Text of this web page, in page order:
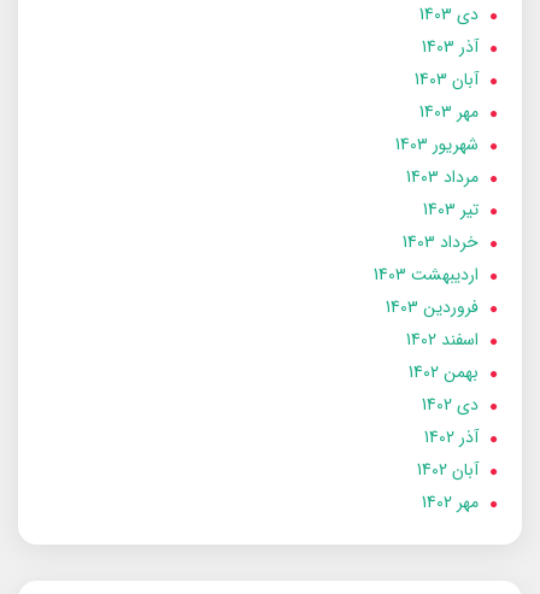
دی 1403
آذر 1403
آبان 1403
مهر 1403
شهریور 1403
مرداد 1403
تير 1403
خرداد 1403
ارديبهشت 1403
فروردین 1403
اسفند 1402
بهمن 1402
دی 1402
آذر 1402
آبان 1402
مهر 1402